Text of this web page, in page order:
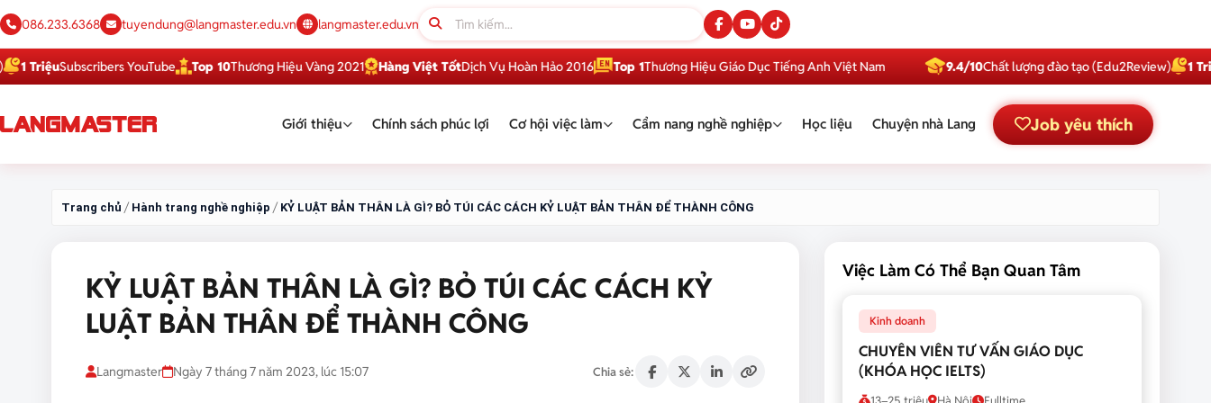
086.233.6368 tuyendung@langmaster.edu.vn langmaster.edu.vn
Subscribers YouTube Top 10Thương Hiệu Vàng 2021 Hàng Việt TốtDịch Vụ Hoàn Hảo 2016 Top 1Thương Hiệu Giáo Dục Tiếng Anh Việt Nam 9.4/10Chất lượng đào tạo (Edu2Review) 1 Triệu
Giới thiệu Chính sách phúc lợi Cơ hội việc làm Cẩm nang nghề nghiệp Học liệu Chuyện nhà Lang Job yêu thích
Trang chủ / Hành trang nghề nghiệp / KỶ LUẬT BẢN THÂN LÀ GÌ? BỎ TÚI CÁC CÁCH KỶ LUẬT BẢN THÂN ĐỂ THÀNH CÔNG
KỶ LUẬT BẢN THÂN LÀ GÌ? BỎ TÚI CÁC CÁCH KỶ
LUẬT BẢN THÂN ĐỂ THÀNH CÔNG
Langmaster Ngày 7 tháng 7 năm 2023, lúc 15:07 Chia sẻ:
Việc Làm Có Thể Bạn Quan Tâm
Kinh doanh
CHUYÊN VIÊN TƯ VẤN GIÁO DỤC
(KHÓA HỌC IELTS)